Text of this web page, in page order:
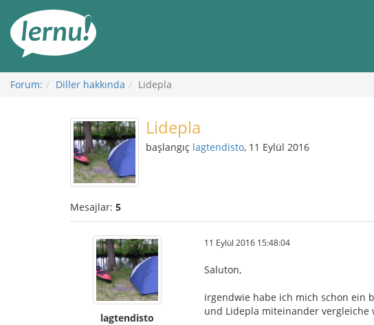
Görüntüleme
Forum: Diller hakkında Lidepla
Lidepla
başlangıç lagtendisto, 11 Eylül 2016
Mesajlar: 5
lagtendisto
11 Eylül 2016 15:48:04
Saluton,
irgendwie habe ich mich schon ein
und Lidepla miteinander